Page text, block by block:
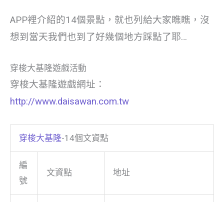
APP裡介紹的14個景點，就也列給大家瞧瞧，沒
想到當天我們也到了好幾個地方踩點了耶…
穿梭大基隆遊戲活動
穿梭大基隆遊戲網址：
http://www.daisawan.com.tw
穿梭大基隆-14個文資點
編
號
文資點 地址